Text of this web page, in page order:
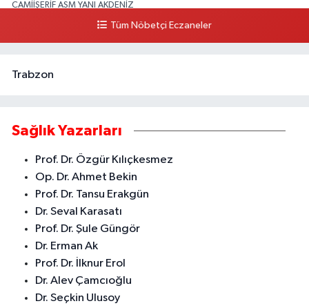
CAMİİŞERİF ASM YANI AKDENİZ
Yol Tarifi Al
Tüm Nöbetçi Eczaneler
Trabzon
Sağlık Yazarları
Prof. Dr. Özgür Kılıçkesmez
Op. Dr. Ahmet Bekin
Prof. Dr. Tansu Erakgün
Dr. Seval Karasatı
Prof. Dr. Şule Güngör
Dr. Erman Ak
Prof. Dr. İlknur Erol
Dr. Alev Çamcıoğlu
Dr. Seçkin Ulusoy